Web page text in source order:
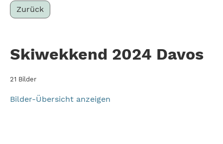
Zurück
Skiwekkend 2024 Davos
21 Bilder
Bilder-Übersicht anzeigen